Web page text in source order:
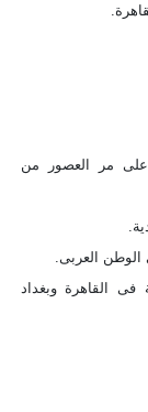
على مر العصور من
العربى.
فى القاهرة وبغداد